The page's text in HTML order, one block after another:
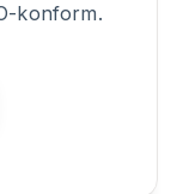
konform.